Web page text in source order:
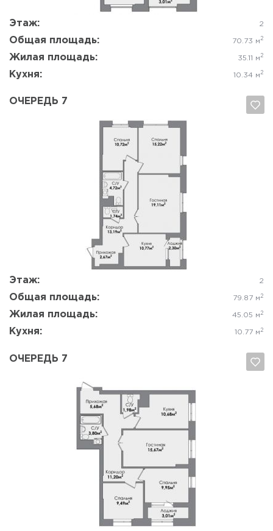
Этаж: 2
Общая площадь: 70.73 м 2
Жилая площадь: 35.11 м 2
Кухня: 10.34 м 2
ОЧЕРЕДЬ 7
Этаж: 2
Общая площадь: 79.87 м 2
Жилая площадь: 45.05 м 2
Кухня: 10.77 м 2
Да, удалить
ОЧЕРЕДЬ 7
Да, удалить Отмена